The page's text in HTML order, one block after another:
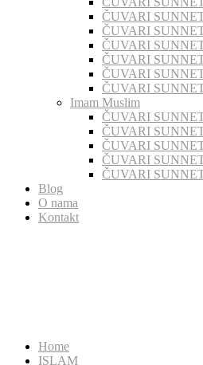
ČUVARI
ČUVARI
ČUVARI
ČUVARI
ČUVARI
ČUVARI
Imam Muslim
ČUVARI
ČUVARI
ČUVARI
ČUVARI
ČUVARI
Blog
O nama
Kontakt
Home
ISLAM